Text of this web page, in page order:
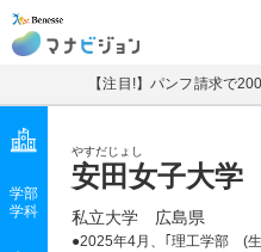
マナビジョン
【注目!】パンフ請求で
やすだじょし
安田女子大学
私立大学 広島県
●2025年4月、｢理工学部 (生
学部
学科